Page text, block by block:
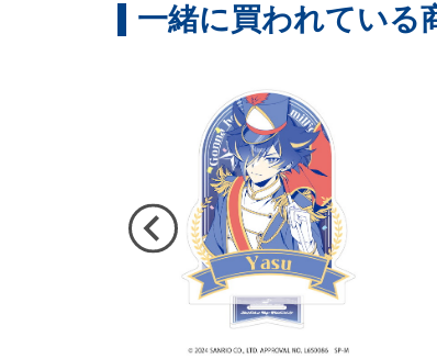
一緒に買われている